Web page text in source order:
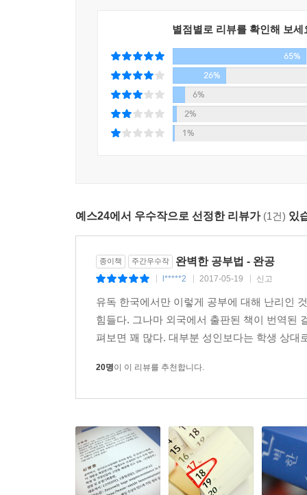
경쟁력 있는 직장 생활
성공적인 창업
건강한 노후 생활
이 모든 것을 관통하는 한 가지는 ‘공부’이다. 공
별점별로 리뷰를 확인해 보세
65%
26%
6%
2%
1%
예스24에서 우수작으로 선정한 리뷰가 (1건) 있
종이책 주간우수작 완벽한 공부법 - 완공
l*****2 2017-05-19 신고
유독 한국에서만 이렇게 공부에 대해 난리인
힘들다. 그나마 외국에서 출판된 책이 번역된
펴보면 꽤 많다. 대부분 성인보다는 학생 상
20명이 이 리뷰를 추천합니다.